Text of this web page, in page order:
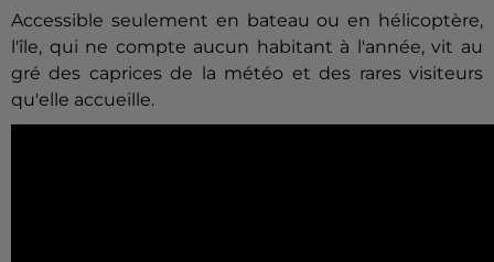
Accessible seulement en bateau ou en hélicoptère,
l'île, qui ne compte aucun habitant à l'année, vit au
gré des caprices de la météo et des rares visiteurs
qu'elle accueille.